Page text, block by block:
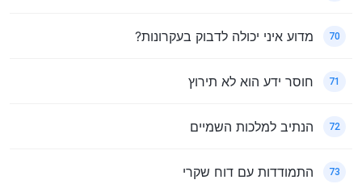
70 מדוע איני יכולה לדבוק בעקרונות?
71 חוסר ידע הוא לא תירוץ
72 הנתיב למלכות השמיים
73 התמודדות עם דוח שקרי